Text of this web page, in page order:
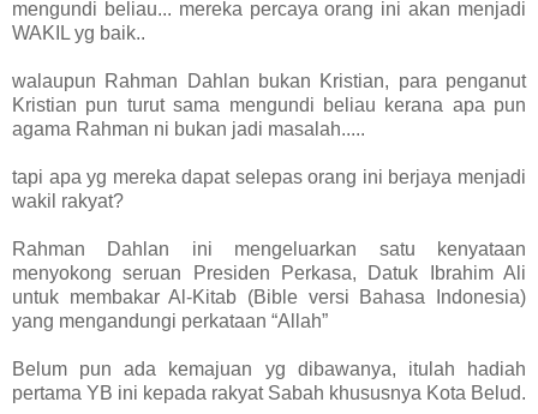
mengundi beliau... mereka percaya orang ini akan menjadi
WAKIL yg baik..
walaupun Rahman Dahlan bukan Kristian, para penganut
Kristian pun turut sama mengundi beliau kerana apa pun
agama Rahman ni bukan jadi masalah.....
tapi apa yg mereka dapat selepas orang ini berjaya menjadi
wakil rakyat?
Rahman Dahlan ini mengeluarkan satu kenyataan
menyokong seruan Presiden Perkasa, Datuk Ibrahim Ali
untuk membakar Al-Kitab (Bible versi Bahasa Indonesia)
yang mengandungi perkataan “Allah”
Belum pun ada kemajuan yg dibawanya, itulah hadiah
pertama YB ini kepada rakyat Sabah khususnya Kota Belud.